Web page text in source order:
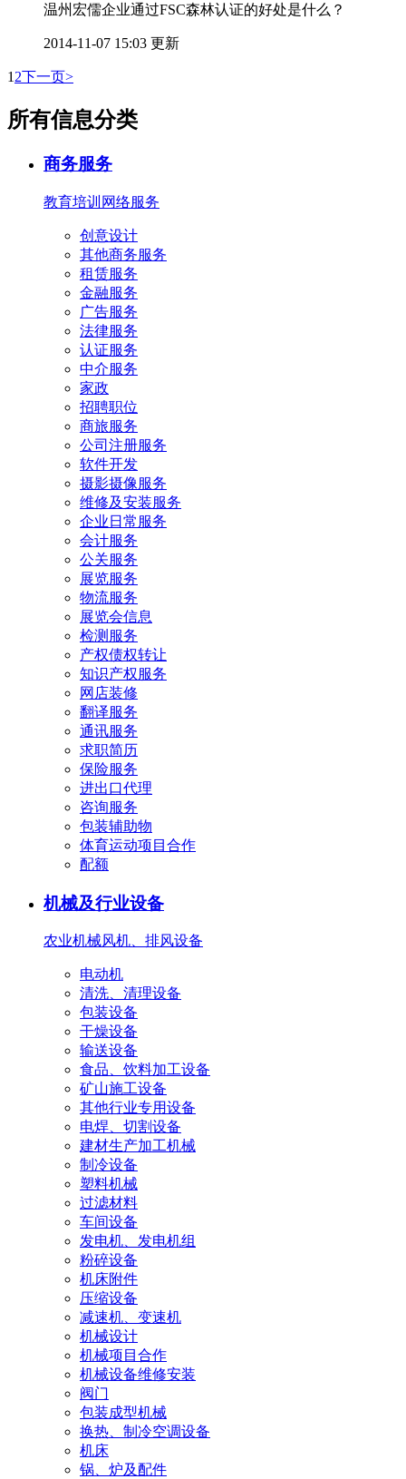
温州宏儒企业通过FSC森林认证的好处是什么？
2014-11-07 15:03 更新
12下一页>
所有信息分类
商务服务
教育培训 网络服务
创意设计
其他商务服务
租赁服务
金融服务
广告服务
法律服务
认证服务
中介服务
家政
招聘职位
商旅服务
公司注册服务
软件开发
摄影摄像服务
维修及安装服务
企业日常服务
会计服务
公关服务
展览服务
物流服务
展览会信息
检测服务
产权债权转让
知识产权服务
网店装修
翻译服务
通讯服务
求职简历
保险服务
进出口代理
咨询服务
包装辅助物
体育运动项目合作
配额
机械及行业设备
农业机械风机、排风设备
电动机
清洗、清理设备
包装设备
干燥设备
输送设备
食品、饮料加工设备
矿山施工设备
其他行业专用设备
电焊、切割设备
建材生产加工机械
制冷设备
塑料机械
过滤材料
车间设备
发电机、发电机组
粉碎设备
机床附件
压缩设备
减速机、变速机
机械设计
机械项目合作
机械设备维修安装
阀门
包装成型机械
换热、制冷空调设备
机床
锅、炉及配件